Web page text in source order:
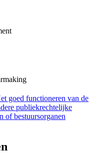
goed functioneren van de
publiekrechtelijke
of bestuursorganen